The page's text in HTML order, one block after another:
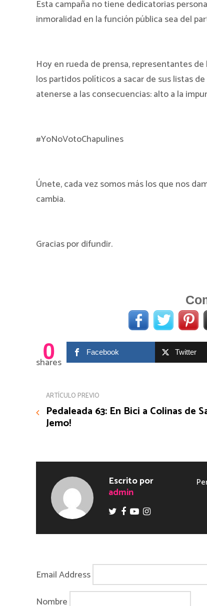
Esta campaña no tiene dedicatorias
inmoralidad en la función pública sea del
Hoy en rueda de prensa, representantes
los partidos políticos a sacar de sus listas
atenerse a las consecuencias: alto a la
#YoNoVotoChapulines
Únete, cada vez somos más los que nos
cambia.
Gracias por difundir.
0
shares
Facebook Twitter
ARTÍCULO PREVIO
Pedaleada 63: En Bici a Colinas de
Jemo!
Escrito por
admin
Email Address
Nombre